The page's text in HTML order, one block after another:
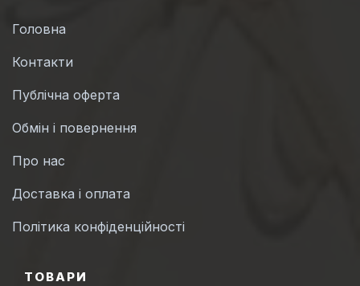
Головна
Контакти
Публічна оферта
Обмін і повернення
Про нас
Доставка і оплата
Політика конфіденційності
ТОВАРИ